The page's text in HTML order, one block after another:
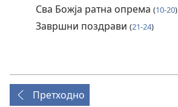
Сва Божја ратна опрема (10-20)
Завршни поздрави (21-24)
Претходно